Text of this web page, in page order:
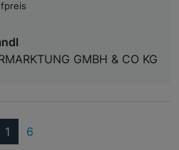
GMBH & CO KG
1 (current)
6